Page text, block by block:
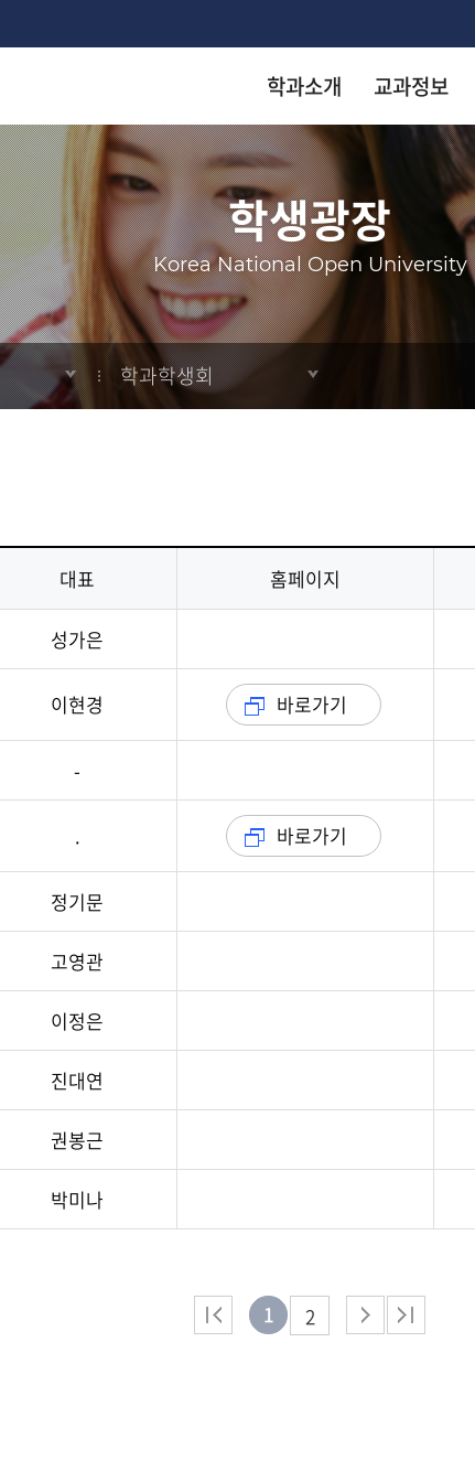
학과소개 교과정보
Search 학생광장
Korea National Open University
학과학생회
대표 홈페이지
성가은
이현경 바로가기
-
. 바로가기
정기문
고영관
이정은
진대연
권봉근
박미나
1 2